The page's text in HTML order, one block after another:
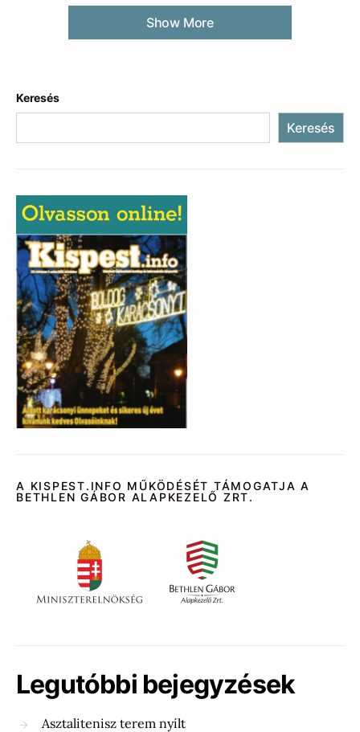
Show More
Keresés
Keresés
A KISPEST.INFO MŰKÖDÉSÉT TÁMOGATJA A
BETHLEN GÁBOR ALAPKEZELŐ ZRT.
Legutóbbi bejegyzések
Asztalitenisz terem nyílt